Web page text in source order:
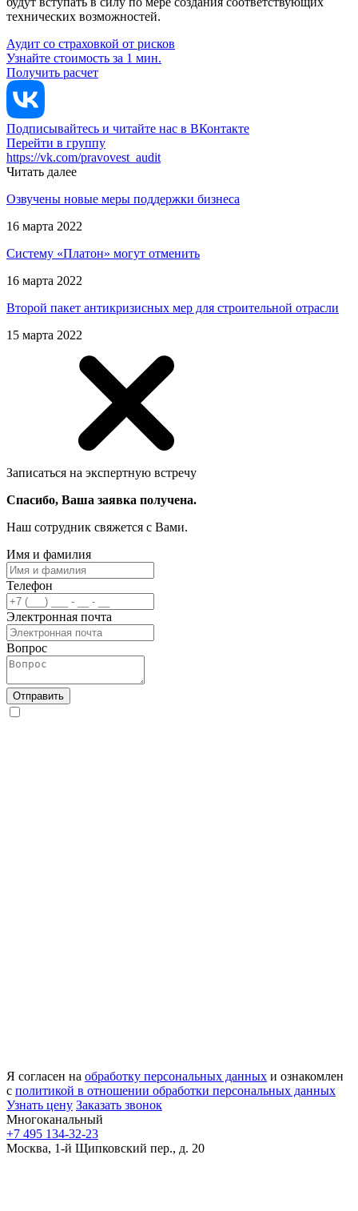
технических возможностей.
Аудит со страховкой от рисков
Узнайте стоимость за 1 мин.
Получить расчет
Подписывайтесь и читайте нас в ВКонтакте
Перейти в группу
https://vk.com/pravovest_audit
Читать далее
Озвучены новые меры поддержки бизнеса
16 марта 2022
Систему «Платон» могут отменить
16 марта 2022
Второй пакет антикризисных мер для строительной отрасли
15 марта 2022
Записаться на экспертную встречу
Спасибо, Ваша заявка получена.
Наш сотрудник свяжется с Вами.
Имя и фамилия
Телефон
Электронная почта
Вопрос
Отправить
Я согласен на обработку персональных данных и ознакомлен
с политикой в отношении обработки персональных данных
Узнать цену Заказать звонок
Многоканальный
+7 495 134-32-23
Москва, 1-й Щипковский пер., д. 20